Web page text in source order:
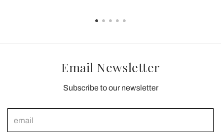
Email Newsletter
Subscribe to our newsletter